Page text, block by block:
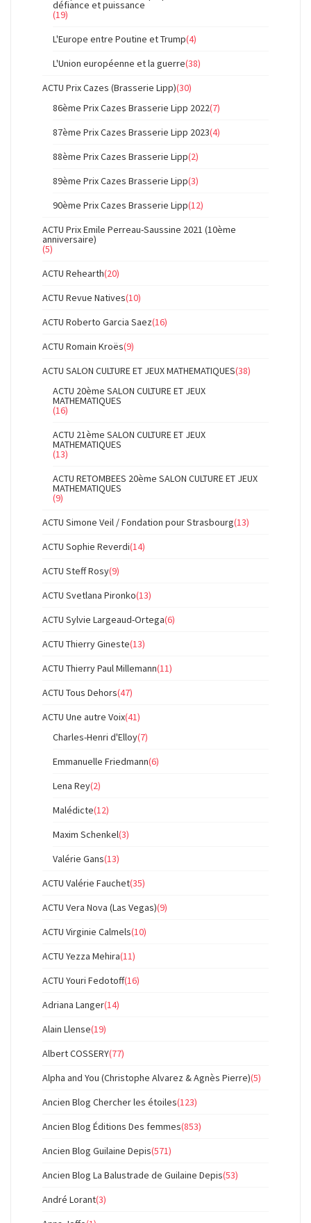
défiance et puissance
(19)
L'Europe entre Poutine et Trump(4)
L'Union européenne et la guerre(38)
ACTU Prix Cazes (Brasserie Lipp)(30)
86ème Prix Cazes Brasserie Lipp 2022(7)
87ème Prix Cazes Brasserie Lipp 2023(4)
88ème Prix Cazes Brasserie Lipp(2)
89ème Prix Cazes Brasserie Lipp(3)
90ème Prix Cazes Brasserie Lipp(12)
ACTU Prix Emile Perreau-Saussine 2021 (10ème
anniversaire)
(5)
ACTU Rehearth(20)
ACTU Revue Natives(10)
ACTU Roberto Garcia Saez(16)
ACTU Romain Kroës(9)
ACTU SALON CULTURE ET JEUX MATHEMATIQUES(38)
ACTU 20ème SALON CULTURE ET JEUX
MATHEMATIQUES
(16)
ACTU 21ème SALON CULTURE ET JEUX
MATHEMATIQUES
(13)
ACTU RETOMBEES 20ème SALON CULTURE ET JEUX
MATHEMATIQUES
(9)
ACTU Simone Veil / Fondation pour Strasbourg(13)
ACTU Sophie Reverdi(14)
ACTU Steff Rosy(9)
ACTU Svetlana Pironko(13)
ACTU Sylvie Largeaud-Ortega(6)
ACTU Thierry Gineste(13)
ACTU Thierry Paul Millemann(11)
ACTU Tous Dehors(47)
ACTU Une autre Voix(41)
Charles-Henri d'Elloy(7)
Emmanuelle Friedmann(6)
Lena Rey(2)
Malédicte(12)
Maxim Schenkel(3)
Valérie Gans(13)
ACTU Valérie Fauchet(35)
ACTU Vera Nova (Las Vegas)(9)
ACTU Virginie Calmels(10)
ACTU Yezza Mehira(11)
ACTU Youri Fedotoff(16)
Adriana Langer(14)
Alain Llense(19)
Albert COSSERY(77)
Alpha and You (Christophe Alvarez & Agnès Pierre)(5)
Ancien Blog Chercher les étoiles(123)
Ancien Blog Éditions Des femmes(853)
Ancien Blog Guilaine Depis(571)
Ancien Blog La Balustrade de Guilaine Depis(53)
André Lorant(3)